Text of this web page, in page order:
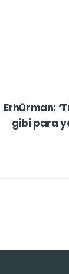
Erhürman:
gibi para